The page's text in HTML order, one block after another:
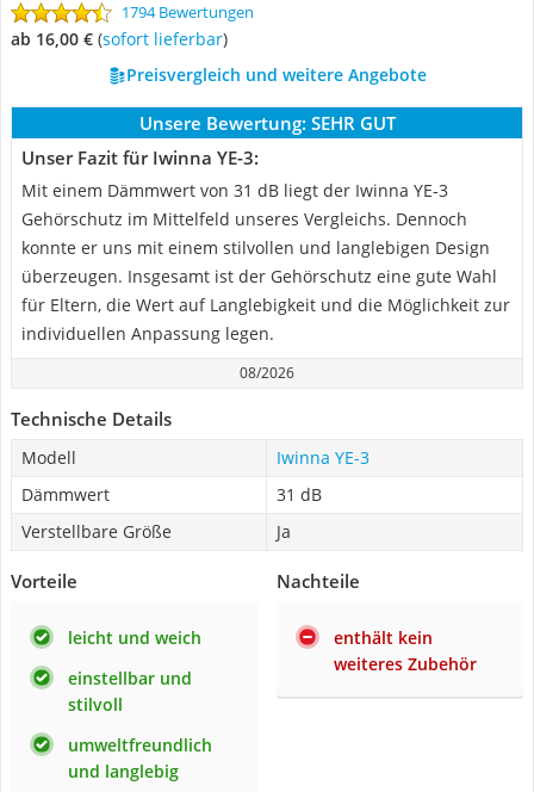
1794 Bewertungen
ab 16,00 € ( Sofort lieferbar)
Preisvergleich und weitere Angebote
Unsere Bewertung: SEHR GUT
Unser Fazit für Iwinna YE-3:
Mit einem Dämmwert von 31 dB liegt der Iwinna YE-3
Gehörschutz im Mittelfeld unseres Vergleichs. Dennoch
konnte er uns mit einem stilvollen und langlebigen Design
überzeugen. Insgesamt ist der Gehörschutz eine gute Wahl
für Eltern, die Wert auf Langlebigkeit und die Möglichkeit zur
individuellen Anpassung legen.
08/2026
Technische Details
Modell
Iwinna YE-3
Dämmwert
31 dB
Verstellbare Größe
Ja
Vorteile
leicht und weich
einstellbar und
stilvoll
umweltfreundlich
und langlebig
Nachteile
enthält kein
weiteres Zubehör